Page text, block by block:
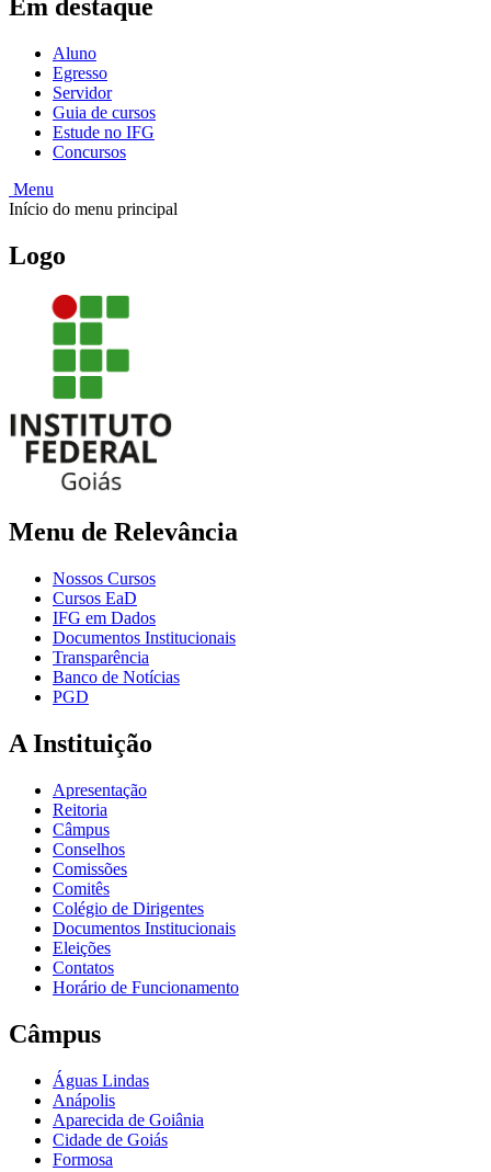
Em destaque
Aluno
Egresso
Servidor
Guia de cursos
Estude no IFG
Concursos
Menu
Início do menu principal
Logo
Menu de Relevância
Nossos Cursos
Cursos EaD
IFG em Dados
Documentos Institucionais
Transparência
Banco de Notícias
PGD
A Instituição
Apresentação
Reitoria
Câmpus
Conselhos
Comissões
Comitês
Colégio de Dirigentes
Documentos Institucionais
Eleições
Contatos
Horário de Funcionamento
Câmpus
Águas Lindas
Anápolis
Aparecida de Goiânia
Cidade de Goiás
Formosa